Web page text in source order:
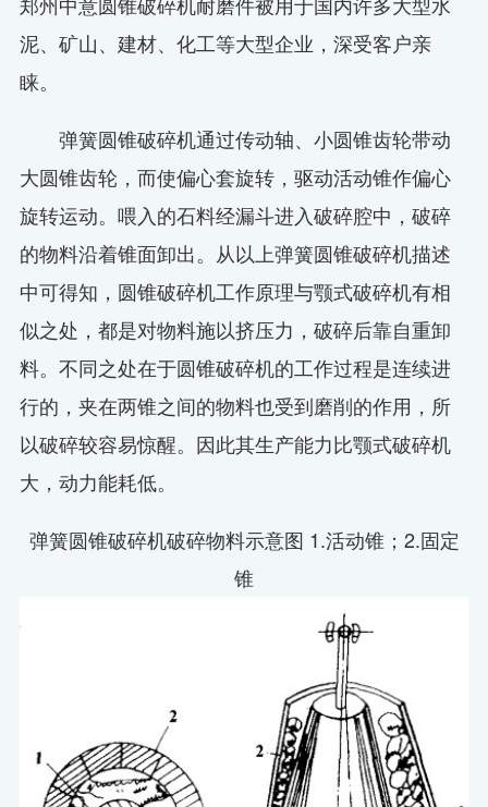
泥、矿山、建材、化工等大型企业，深受客户亲
睐。
弹簧圆锥破碎机通过传动轴、小圆锥齿轮带动
大圆锥齿轮，而使偏心套旋转，驱动活动锥作偏心
旋转运动。喂入的石料经漏斗进入破碎腔中，破碎
的物料沿着锥面卸出。从以上弹簧圆锥破碎机描述
中可得知，圆锥破碎机工作原理与颚式破碎机有相
似之处，都是对物料施以挤压力，破碎后靠自重卸
料。不同之处在于圆锥破碎机的工作过程是连续进
行的，夹在两锥之间的物料也受到磨削的作用，所
以破碎较容易惊醒。因此其生产能力比颚式破碎机
大，动力能耗低。
弹簧圆锥破碎机破碎物料示意图 1.活动锥；2.固定
锥